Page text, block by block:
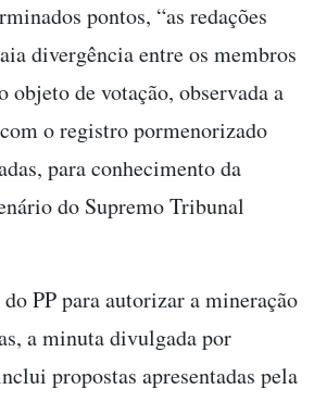
pontos, “as redações
divergência entre os membros
objeto de votação, observada a
o registro pormenorizado
para conhecimento da
do Supremo Tribunal
PP para autorizar a mineração
a minuta divulgada por
propostas apresentadas pela